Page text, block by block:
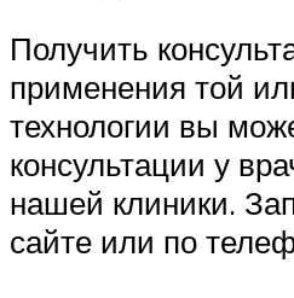
Получить
применения той
технологии вы
консультации у
нашей клиники.
сайте или по